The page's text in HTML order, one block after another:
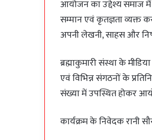
आयोजन का उद्देश्य समाज में
सम्मान एवं कृतज्ञता व्यक्त
अपनी लेखनी, साहस और
ब्रह्माकुमारी संस्था के
एवं विभिन्न संगठनों के
संख्या में उपस्थित होकर
कार्यक्रम के निवेदक रानी